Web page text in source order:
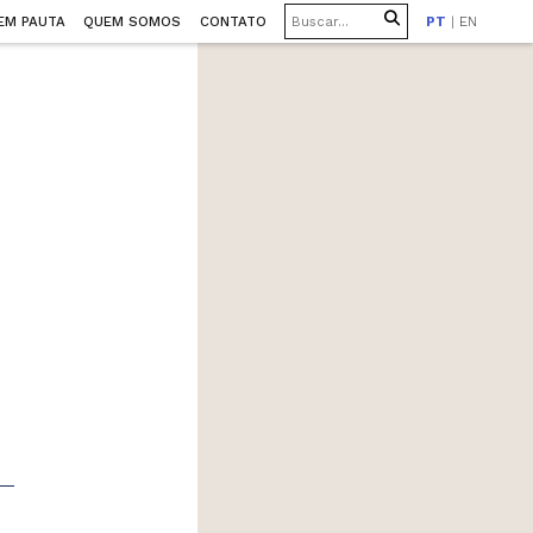
PAUTA QUEM SOMOS CONTATO PT | EN